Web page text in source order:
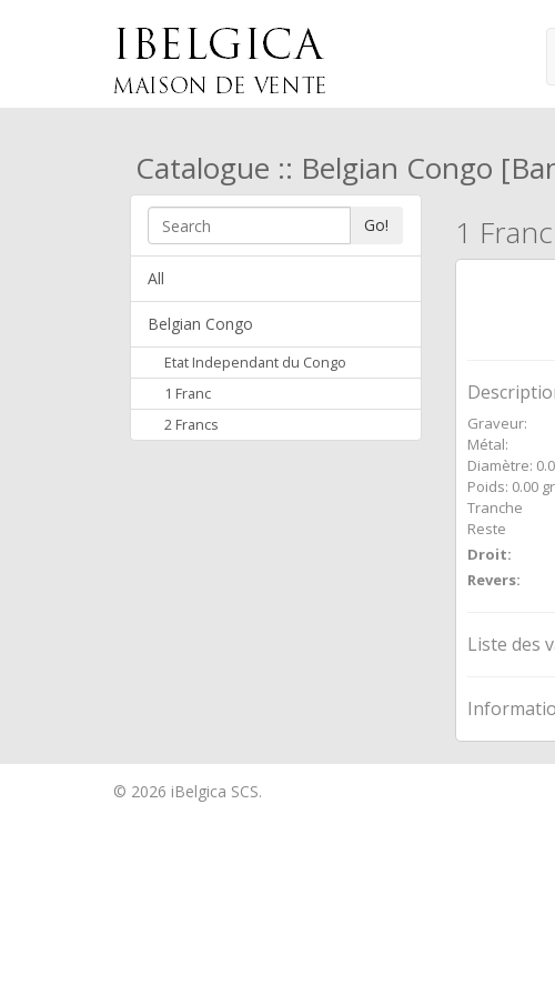
Catalogue :: Belgian Congo
Go!
All
Belgian Congo
Etat Independant du Congo
1 Franc
2 Francs
1 Franc
Graveur:
Métal:
Diamètre:
Poids: 0.00 gr
Tranche
Reste
Droit:
Revers:
Liste des
© 2026 iBelgica SCS.